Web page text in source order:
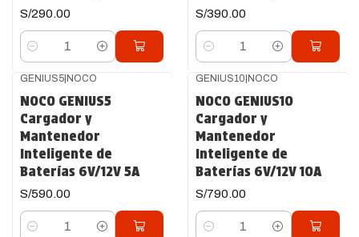
S/290.00
Cantidad
S/390.00
Cantidad
GENIUS5| NOCO
NOCO GENIUS5
Cargador y
Mantenedor
Inteligente de
Baterías 6V/12V 5A
S/590.00
GENIUS10 NOCO
NOCO GENIUS10
Cargador y
Mantenedor
Inteligente de
Baterías 6V/12V 10A
S/790.00